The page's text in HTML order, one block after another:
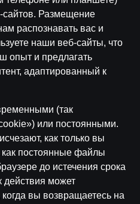
Ģenerāli | Hokeja Nagla
г.
| Basketbola Apskats
г.
kopā ar Ģenerāli
| Pasaules Kauss futbolā 2026
г.
Размещение
распознавать вас и
наши веб-сайты, что
опыт и предлагать
адаптированный к
(так
или постоянными.
как только вы
как постоянные файлы
до истечения срока
действия может
вы возвращаетесь на